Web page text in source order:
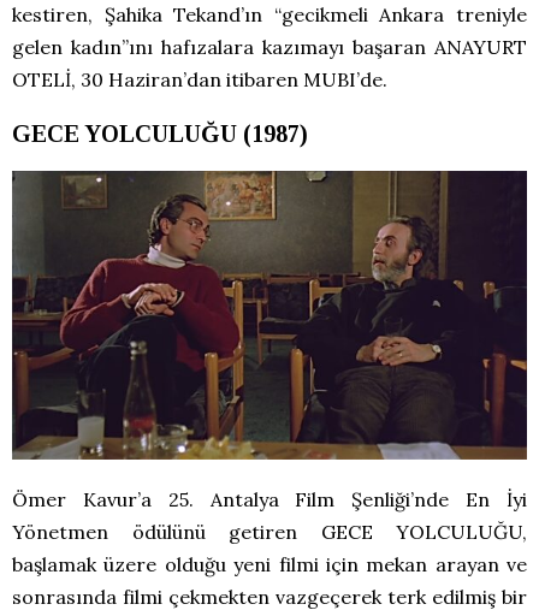
kestiren, Şahika Tekand’ın “gecikmeli Ankara treniyle
gelen kadın”ını hafızalara kazımayı başaran ANAYURT
OTELİ, 30 Haziran’dan itibaren MUBI’de.
GECE YOLCULUĞU (1987)
Ömer Kavur’a 25. Antalya Film Şenliği’nde En İyi
Yönetmen ödülünü getiren GECE YOLCULUĞU,
başlamak üzere olduğu yeni filmi için mekan arayan ve
sonrasında filmi çekmekten vazgeçerek terk edilmiş bir